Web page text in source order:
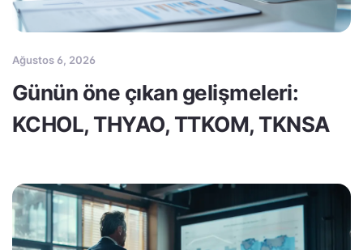
Ağustos 6, 2026
Günün öne çıkan gelişmeleri:
KCHOL, THYAO, TTKOM, TKNSA